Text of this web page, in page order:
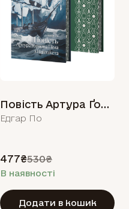
Повість Артура Ґордона Піма з Нантакета
Едгар По
477₴530₴
В наявності
Додати в кошик